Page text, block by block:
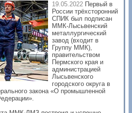
19.05.2022 Первый в
России трёхсторонний
СПИК был подписан
ММК-Лысьвенский
металлургический
завод (входит в
Группу ММК),
правительством
Пермского края и
администрацией
Лысьвенского
городского округа в
закона «О промышленной